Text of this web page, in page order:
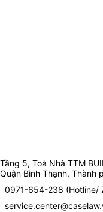
Tầng 5, Toà Nhà TTM
Quận Bình Thạnh, Thành
0971-654-238 (Hotline/